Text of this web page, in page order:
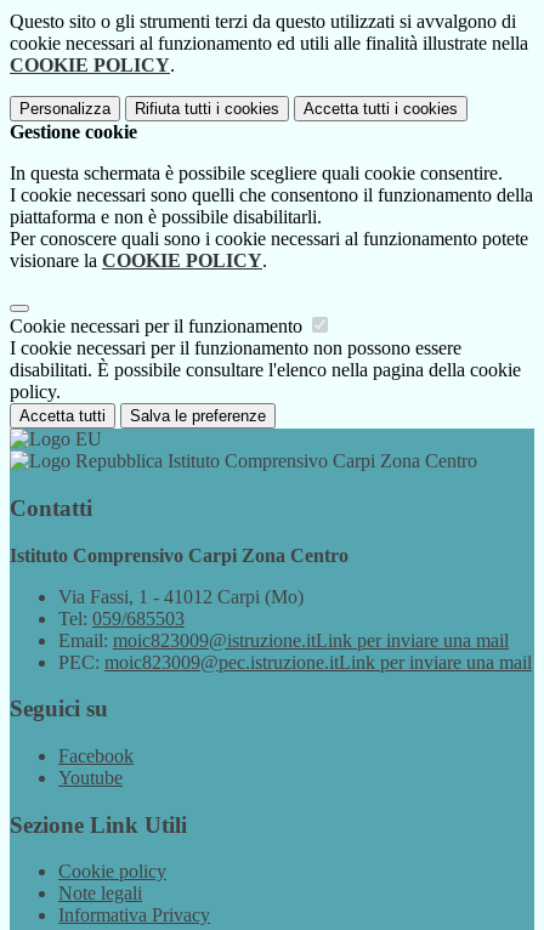
Questo sito o gli strumenti terzi da questo utilizzati si avvalgono di
cookie necessari al funzionamento ed utili alle finalità illustrate nella
COOKIE POLICY.
Personalizza Rifiuta tutti i cookies Accetta tutti i cookies
Gestione cookie
In questa schermata è possibile scegliere quali cookie consentire.
I cookie necessari sono quelli che consentono il funzionamento della
piattaforma e non è possibile disabilitarli.
Per conoscere quali sono i cookie necessari al funzionamento potete
visionare la COOKIE POLICY.
Cookie necessari per il funzionamento
I cookie necessari per il funzionamento non possono essere
disabilitati. È possibile consultare l'elenco nella pagina della cookie
policy.
Accetta tutti Salva le preferenze
Istituto Comprensivo Carpi Zona Centro
Contatti
Istituto Comprensivo Carpi Zona Centro
Via Fassi, 1 - 41012 Carpi (Mo)
Tel: 059/685503
Email: moic823009@istruzione.itLink per inviare una mail
PEC: moic823009@pec.istruzione.itLink per inviare una mail
Seguici su
Facebook
Youtube
Sezione Link Utili
Cookie policy
Note legali
Informativa Privacy